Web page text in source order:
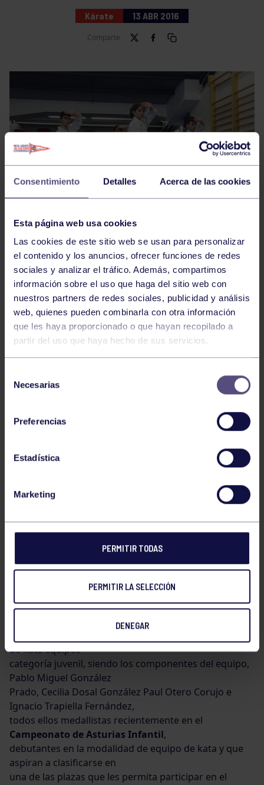
Consentimiento Detalles Acerca de las cookies
Esta página web usa cookies
Las cookies de este sitio web se usan para personalizar
el contenido y los anuncios, ofrecer funciones de redes
sociales y analizar el tráfico. Además, compartimos
información sobre el uso que haga del sitio web con
nuestros partners de redes sociales, publicidad y análisis
web, quienes pueden combinarla con otra información
que les haya proporcionado o que hayan recopilado a
partir del uso que haya hecho de sus servicios.
Necesarias
Preferencias
Estadística
Marketing
PERMITIR TODAS
PERMITIR LA SELECCIÓN
DENEGAR
Kárate 13 ABR 2016
Comparte
Organizado por laFederación Asturiana de Karate
Asturias de Clubes y el
cita que dará comienzo a partir de la 09:30 horas en el
Palacio de los Deportes
equipos, será clasificatorio
Universitarioque se celebrará el próximo mes de
mayo en la
localidad de Leganés (Madrid), contará con la
participación de 26 equipos
pertenecientes a 9 clubes de la autonomía.
de kata equipos
categoría juvenil, siendo los componentes del equipo,
Pablo Miguel González
Prado, Cecilia Dosal González Paul Otero Corujo e
Ignacio Trapiella Fernández,
todos ellos medallistas recientemente en el
Campeonato de Asturias Infantil,
debutantes en la modalidad de equipo de kata y que
aspiran a clasificarse en
una de las plazas que les permita participar en el